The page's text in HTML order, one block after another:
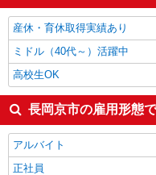
産休・育休取得実績あり
ミドル（40代～）活躍中
高校生OK
長岡京市の雇用形態
アルバイト
正社員